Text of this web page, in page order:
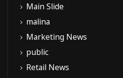
Main Slide
malina
Marketing News
public
Retail News